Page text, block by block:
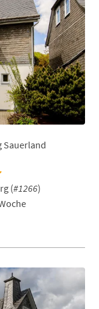
Sauerland
(#1266)